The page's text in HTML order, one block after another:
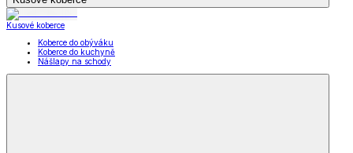
Kusové koberce
Koberce do obýváku
Koberce do kuchyně
Nášlapy na schody